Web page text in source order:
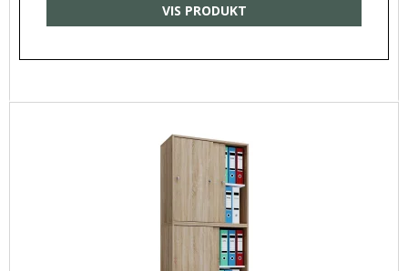
VIS PRODUKT